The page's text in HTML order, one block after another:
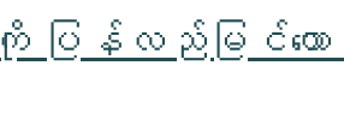
ကို ပြန်လည်မြင်ယေ